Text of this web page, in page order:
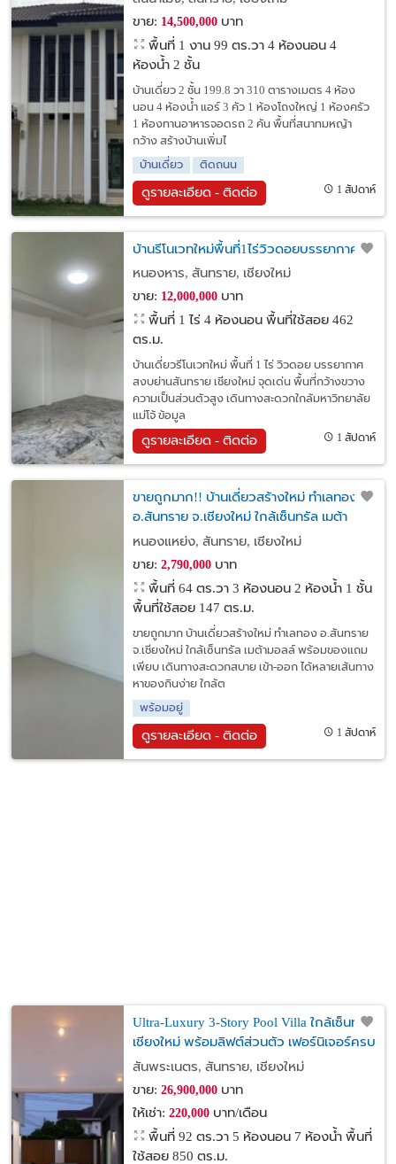
ขาย: 14,500,000บาท
พื้นที่ 1 งาน 99 ตร.วา 4 ห้องนอน 4
ห้องน้ำ 2 ชั้น
บ้านเดี่ยว 2 ชั้น 199.8 วา 310 ตารางเมตร 4 ห้อง
นอน 4 ห้องน้ำ แอร์ 3 คัว 1 ห้องโถงใหญ่ 1 ห้องครัว
1 ห้องทานอาหารจอดรถ 2 คัน พื้นที่สนาทมหญ้า
กว้าง สร้างบ้านเพิ่มไ
บ้านเดี่ยว
ติดถนน
ดูรายละเอียด - ติดต่อ 1 สัปดาห์
บ้านรีโนเวทใหม่พื้นที่1ไร่วิวดอยบรรยากาศดี
หนองหาร, สันทราย, เชียงใหม่
ขาย: 12,000,000บาท
พื้นที่ 1 ไร่ 4 ห้องนอน พื้นที่ใช้สอย 462
ตร.ม.
บ้านเดี่ยวรีโนเวทใหม่ พื้นที่ 1 ไร่ วิวดอย บรรยากาศ
สงบย่านสันทราย เชียงใหม่ จุดเด่น พื้นที่กว้างขวาง
ความเป็นส่วนตัวสูง เดินทางสะดวกใกล้มหาวิทยาลัย
แม่โจ้ ข้อมูล
ดูรายละเอียด - ติดต่อ 1 สัปดาห์
ขายถูกมาก!! บ้านเดี่ยวสร้างใหม่ ทำเลทอง
อ.สันทราย จ.เชียงใหม่ ใกล้เซ็นทรัล เมต้า
มอลล์ พร้อมของแถมเพียบ
หนองแหย่ง, สันทราย, เชียงใหม่
ขาย: 2,790,000บาท
พื้นที่ 64 ตร.วา 3 ห้องนอน 2 ห้องน้ำ 1 ชั้น
พื้นที่ใช้สอย 147 ตร.ม.
ขายถูกมาก บ้านเดี่ยวสร้างใหม่ ทำเลทอง อ.สันทราย
จ.เชียงใหม่ ใกล้เซ็นทรัล เมต้ามอลล์ พร้อมของแถม
เพียบ เดินทางสะดวกสบาย เข้า-ออก ได้หลายเส้นทาง
หาของกินง่าย ใกล้ต
พร้อมอยู่
ดูรายละเอียด - ติดต่อ 1 สัปดาห์
Ultra-Luxury 3-Story Pool Villa ใกล้เซ็นทรัล
เชียงใหม่ พร้อมลิฟต์ส่วนตัว เฟอร์นิเจอร์ครบ
ครัน
สันพระเนตร, สันทราย, เชียงใหม่
ขาย: 26,900,000บาท
ให้เช่า: 220,000บาท/เดือน
พื้นที่ 92 ตร.วา 5 ห้องนอน 7 ห้องน้ำ พื้นที่
ใช้สอย 850 ตร.ม.